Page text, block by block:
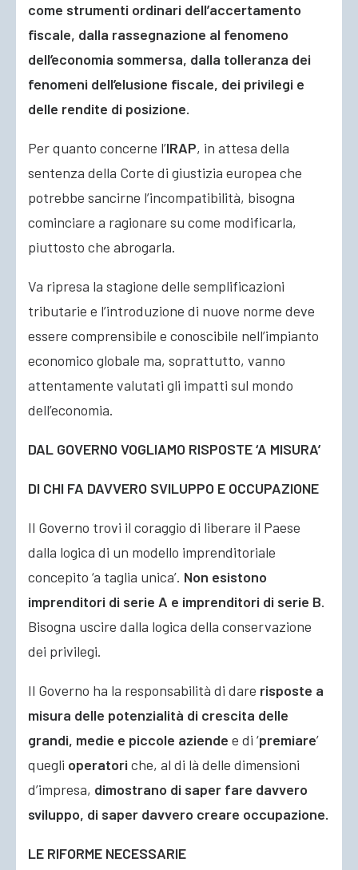
come strumenti ordinari dell’accertamento
fiscale, dalla rassegnazione al fenomeno
dell’economia sommersa, dalla tolleranza dei
fenomeni dell’elusione fiscale, dei privilegi e
delle rendite di posizione.
Per quanto concerne l’IRAP, in attesa della
sentenza della Corte di giustizia europea che
potrebbe sancirne l’incompatibilità, bisogna
cominciare a ragionare su come modificarla,
piuttosto che abrogarla.
Va ripresa la stagione delle semplificazioni
tributarie e l’introduzione di nuove norme deve
essere comprensibile e conoscibile nell’impianto
economico globale ma, soprattutto, vanno
attentamente valutati gli impatti sul mondo
dell’economia.
DAL GOVERNO VOGLIAMO RISPOSTE ‘A MISURA’
DI CHI FA DAVVERO SVILUPPO E OCCUPAZIONE
Il Governo trovi il coraggio di liberare il Paese
dalla logica di un modello imprenditoriale
concepito ‘a taglia unica’. Non esistono
imprenditori di serie A e imprenditori di serie B.
Bisogna uscire dalla logica della conservazione
dei privilegi.
Il Governo ha la responsabilità di dare risposte a
misura delle potenzialità di crescita delle
grandi, medie e piccole aziende e di ‘premiare’
quegli operatori che, al di là delle dimensioni
d’impresa, dimostrano di saper fare davvero
sviluppo, di saper davvero creare occupazione.
LE RIFORME NECESSARIE